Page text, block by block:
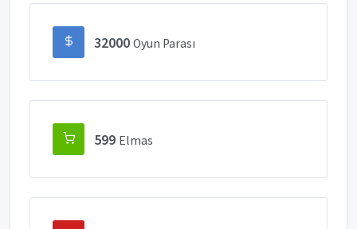
32000 Oyun Parası
599 Elmas